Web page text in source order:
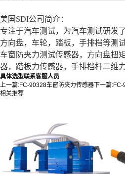
美国SDI公司简介：
专注于汽车测试，为汽车测试研发
方向盘，车轮，踏板，手排档等测
车窗防夹力测试传感器，方向盘扭
器，踏板力传感器，手排档杆二维
具体选型联系客服人员
上一篇:FC-90328车窗防夹力传感器 下一篇:
相关推荐